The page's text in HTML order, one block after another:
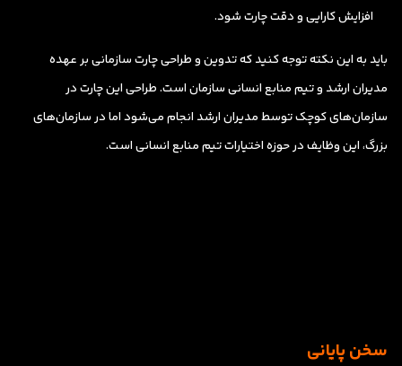
افزایش کارایی و دقت چارت شود.
باید به این نکته توجه کنید که تدوین و طراحی چارت سازمانی بر عهده
مدیران ارشد و تیم منابع انسانی سازمان است. طراحی این چارت در
سازمان‌های کوچک توسط مدیران ارشد انجام می‌شود اما در سازمان‌های
بزرگ، این وظایف در حوزه اختیارات تیم منابع انسانی است.
سخن پایانی